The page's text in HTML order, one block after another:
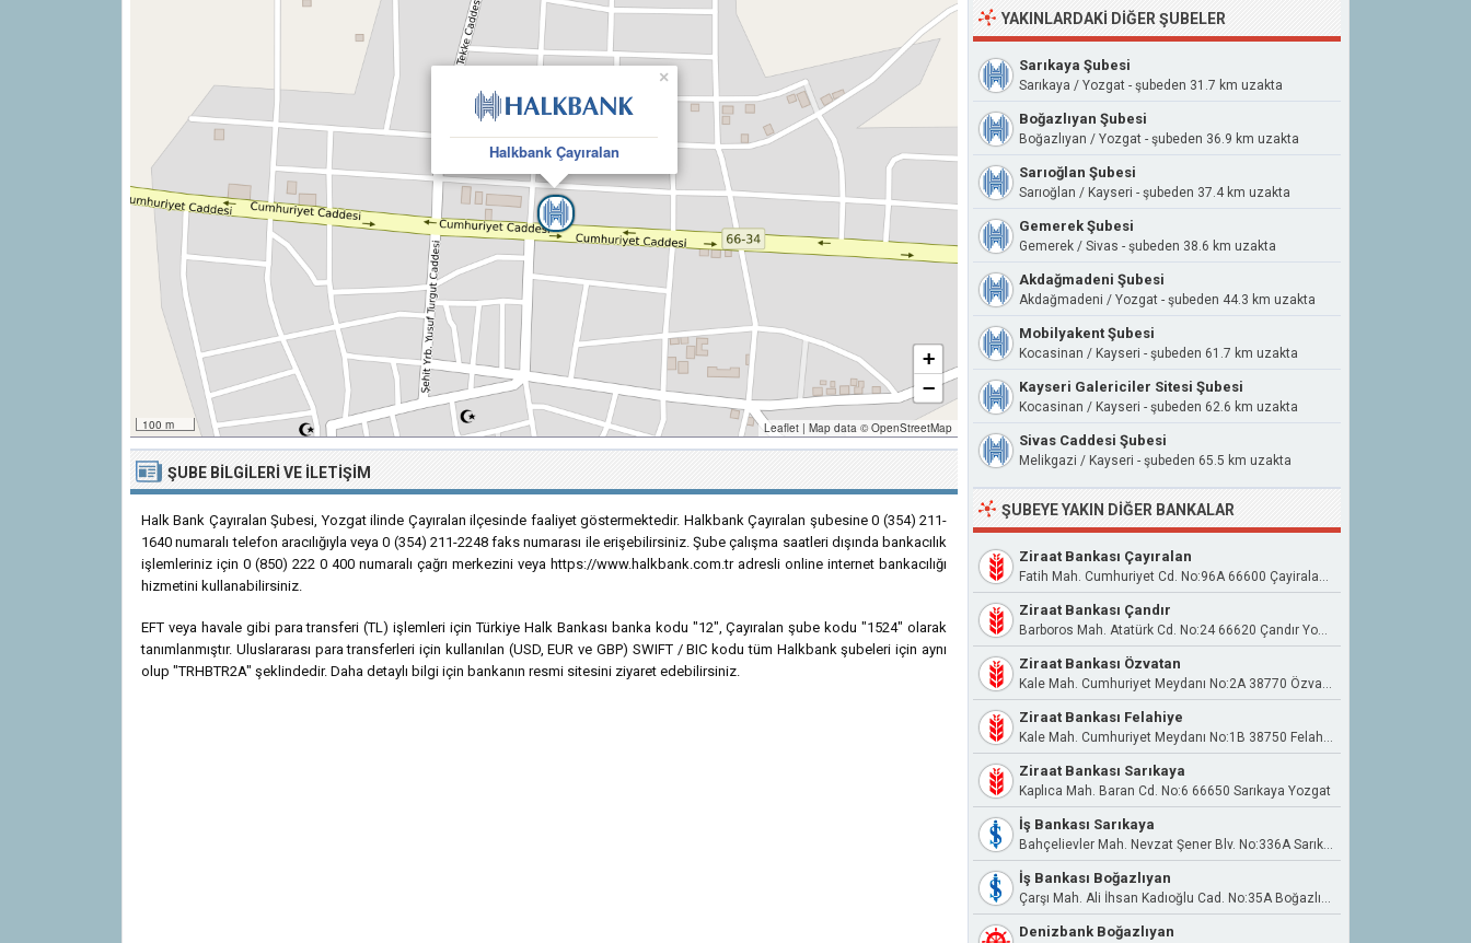
Halkbank Çayıralan
×
100 m
+
−
Leaflet | Map data ©OpenStreetMap
ŞUBE BILGILERI VE İLETIŞIM
Halk Bank Çayıralan Şubesi, Yozgat ilinde Çayıralan ilçesinde faaliyet göstermektedir. Halkbank Çayıralan şubesine 0 (354) 211-
1640 numaralı telefon aracılığıyla veya 0 (354) 211-2248 faks numarası ile erişebilirsiniz. Şube çalışma saatleri dışında bankacılık
işlemleriniz için 0 (850) 222 0 400 numaralı çağrı merkezini veya https://www.halkbank.com.tr adresli online internet bankacılığı
hizmetini kullanabilirsiniz.
EFT veya havale gibi para transferi (TL) işlemleri için Türkiye Halk Bankası banka kodu "12", Çayıralan şube kodu "1524" olarak
tanımlanmıştır. Uluslararası para transferleri için kullanılan (USD, EUR ve GBP) SWIFT / BIC kodu tüm Halkbank şubeleri için aynı
olup "TRHBTR2A" şeklindedir. Daha detaylı bilgi için bankanın resmi sitesini ziyaret edebilirsiniz.
YAKINLARDAKI DIĞER ŞUBELER
Sarıkaya Şubesi
Sarıkaya / Yozgat - şubeden 31.7 km uzakta
Boğazlıyan Şubesi
Boğazlıyan / Yozgat - şubeden 36.9 km uzakta
Sarıoğlan Şubesi
Sarıoğlan / Kayseri - şubeden 37.4 km uzakta
Gemerek Şubesi
Gemerek / Sivas - şubeden 38.6 km uzakta
Akdağmadeni Şubesi
Akdağmadeni / Yozgat - şubeden 44.3 km uzakta
Mobilyakent Şubesi
Kocasinan / Kayseri - şubeden 61.7 km uzakta
Kayseri Galericiler Sitesi Şubesi
Kocasinan / Kayseri - şubeden 62.6 km uzakta
Sivas Caddesi Şubesi
Melikgazi / Kayseri - şubeden 65.5 km uzakta
ŞUBEYE YAKIN DIĞER BANKALAR
Ziraat Bankası Çayıralan
Fatih Mah. Cumhuriyet Cd. No:96A 66600 Çayiralan Yozgat
Ziraat Bankası Çandır
Barboros Mah. Atatürk Cd. No:24 66620 Çandır Yozgat
Ziraat Bankası Özvatan
Kale Mah. Cumhuriyet Meydanı No:2A 38770 Özvatan Kayseri
Ziraat Bankası Felahiye
Kale Mah. Cumhuriyet Meydanı No:1B 38750 Felahiye Kayseri
Ziraat Bankası Sarıkaya
Kaplıca Mah. Baran Cd. No:6 66650 Sarıkaya Yozgat
İş Bankası Sarıkaya
Bahçelievler Mah. Nevzat Şener Blv. No:336A Sarıkaya
İş Bankası Boğazlıyan
Çarşı Mah. Ali İhsan Kadıoğlu Cad. No:35A Boğazlıyan
Denizbank Boğazlıyan